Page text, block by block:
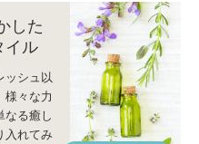
した
イル
ッシュ以
様々な力
なる癒し
入れてみ